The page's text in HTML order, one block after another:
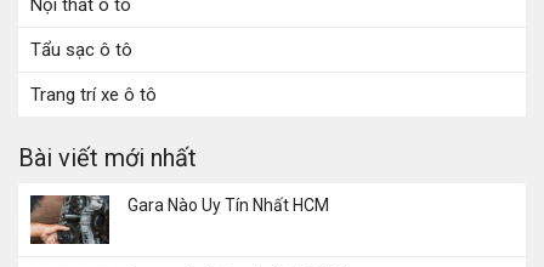
Nội thất ô tô
Tẩu sạc ô tô
Trang trí xe ô tô
Bài viết mới nhất
Gara Nào Uy Tín Nhất HCM